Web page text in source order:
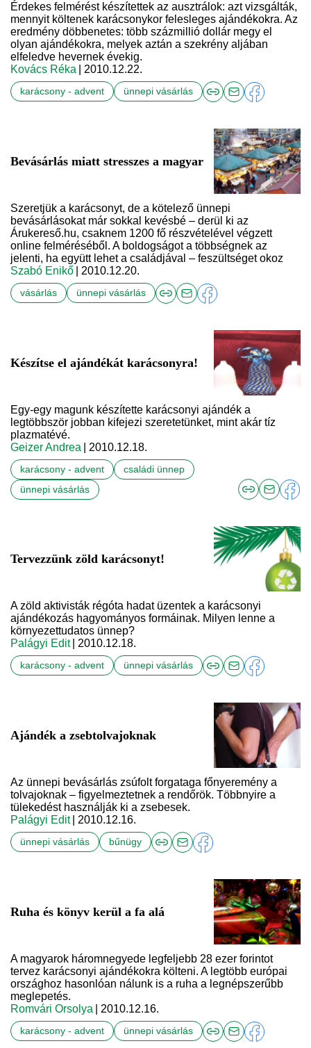
Érdekes felmérést készítettek az ausztrálok: azt vizsgálták,
mennyit költenek karácsonykor felesleges ajándékokra. Az
eredmény döbbenetes: több százmillió dollár megy el
olyan ajándékokra, melyek aztán a szekrény aljában
elfeledve hevernek évekig.
Kovács Réka
| 2010.12.22.
karácsony - advent ünnepi vásárlás
Bevásárlás miatt stresszes a magyar
Szeretjük a karácsonyt, de a kötelező ünnepi
bevásárlásokat már sokkal kevésbé – derül ki az
Árukereső.hu, csaknem 1200 fő részvételével végzett
online felméréséből. A boldogságot a többségnek az
jelenti, ha együtt lehet a családjával – feszültséget okoz
Szabó Enikő
| 2010.12.20.
vásárlás ünnepi vásárlás
Készítse el ajándékát karácsonyra!
Egy-egy magunk készítette karácsonyi ajándék a
legtöbbször jobban kifejezi szeretetünket, mint akár tíz
plazmatévé.
Geizer Andrea
| 2010.12.18.
karácsony - advent
családi ünnep
ünnepi vásárlás
Tervezzünk zöld karácsonyt!
A zöld aktivisták régóta hadat üzentek a karácsonyi
ajándékozás hagyományos formáinak. Milyen lenne a
környezettudatos ünnep?
Palágyi Edit
| 2010.12.18.
karácsony - advent ünnepi vásárlás
Ajándék a zsebtolvajoknak
Az ünnepi bevásárlás zsúfolt forgataga főnyeremény a
tolvajoknak – figyelmeztetnek a rendőrök. Többnyire a
tülekedést használják ki a zsebesek.
Palágyi Edit
| 2010.12.16.
ünnepi vásárlás bűnügy
Ruha és könyv kerül a fa alá
A magyarok háromnegyede legfeljebb 28 ezer forintot
tervez karácsonyi ajándékokra költeni. A legtöbb európai
országhoz hasonlóan nálunk is a ruha a legnépszerűbb
meglepetés.
Romvári Orsolya
| 2010.12.16.
karácsony - advent ünnepi vásárlás